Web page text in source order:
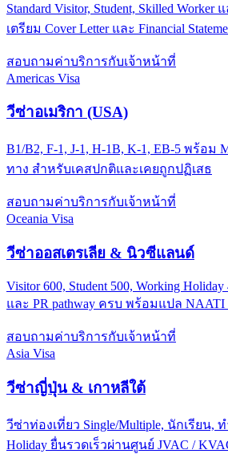
Standard Visitor, Student, Skilled Worker
เตรียม Cover Letter และ Financial
สอบถามค่าบริการกับเจ้าหน้าที่
Americas Visa
วีซ่าอเมริกา (USA)
B1/B2, F-1, J-1, H-1B, K-1, EB-5 พร้อม
ทาง สำหรับเคสปกติและเคยถูกปฏิเสธ
สอบถามค่าบริการกับเจ้าหน้าที่
Oceania Visa
วีซ่าออสเตรเลีย & นิวซีแลนด์
Visitor 600, Student 500, Working Holiday
และ PR pathway ครบ พร้อมแปล NAATI
สอบถามค่าบริการกับเจ้าหน้าที่
Asia Visa
วีซ่าญี่ปุ่น & เกาหลีใต้
วีซ่าท่องเที่ยว Single/Multiple, นักเรียน,
Holiday ยื่นรวดเร็วผ่านศูนย์ JVAC /